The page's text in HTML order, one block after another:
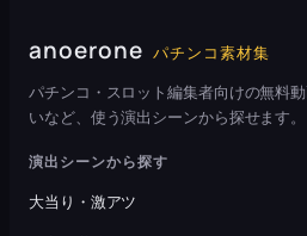
anoerone パチンコ素材集
パチンコ・スロット編集者向けの無料
いなど、使う演出シーンから探せます。
演出シーンから探す
大当り・激アツ